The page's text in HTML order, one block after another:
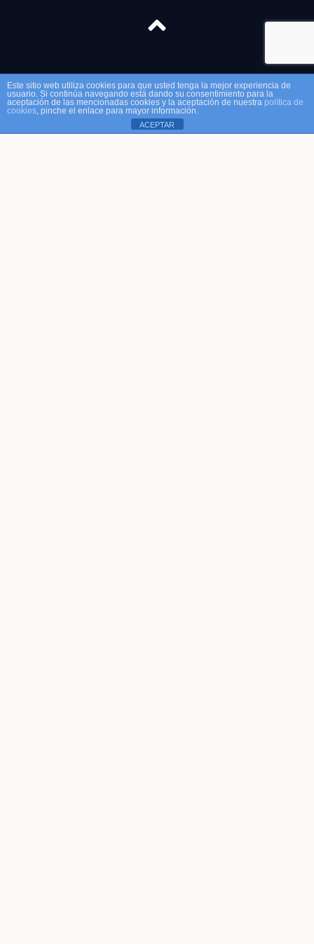
Este sitio web utiliza cookies para que usted tenga la mejor experiencia de
usuario. Si continúa navegando está dando su consentimiento para la
aceptación de las mencionadas cookies y la aceptación de nuestra política de
cookies, pinche el enlace para mayor información.
ACEPTAR